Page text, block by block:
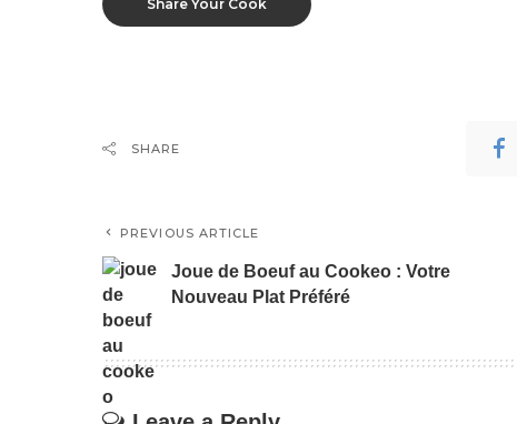
Share Your Cook
SHARE
PREVIOUS ARTICLE
Joue de Boeuf au Cookeo : Votre
Nouveau Plat Préféré